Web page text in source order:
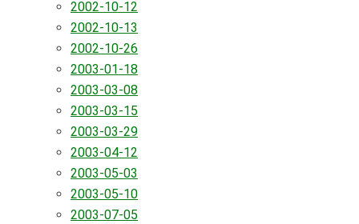
2002-10-12
2002-10-13
2002-10-26
2003-01-18
2003-03-08
2003-03-15
2003-03-29
2003-04-12
2003-05-03
2003-05-10
2003-07-05